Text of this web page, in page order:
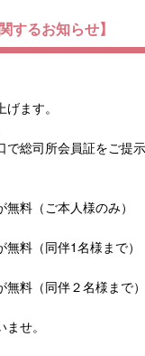
するお知らせ】
ます。
総司所会員証をご提
料（ご本人様のみ）
料（同伴1名様まで）
料（同伴２名様まで）
せ。